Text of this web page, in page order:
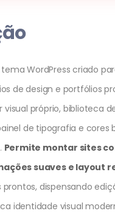
WordPress criado
de design e portfólios
próprio, biblioteca
de tipografia e cores
Permite montar sites
suaves e layout
dispensando
identidade visual